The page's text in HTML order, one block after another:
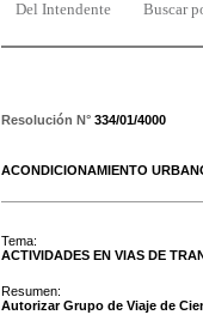
Del Intendente Buscar
Resolución N° 334/01/4000
ACONDICIONAMIENTO
Tema:
ACTIVIDADES EN VIAS DE
Resumen:
Autorizar Grupo de Viaje de